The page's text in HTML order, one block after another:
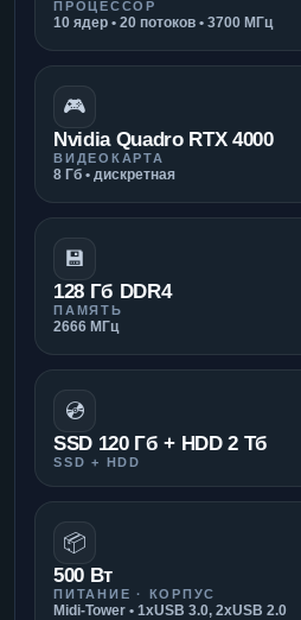
ПРОЦЕССОР
10 ядер • 20 потоков • 3700 МГц
🎮
Nvidia Quadro RTX 4000
ВИДЕОКАРТА
8 Гб • дискретная
💾
128 Гб DDR4
ПАМЯТЬ
2666 МГц
💿
SSD 120 Гб + HDD 2 Тб
SSD + HDD
📦
500 Вт
ПИТАНИЕ · КОРПУС
Midi-Tower • 1xUSB 3.0, 2xUSB 2.0